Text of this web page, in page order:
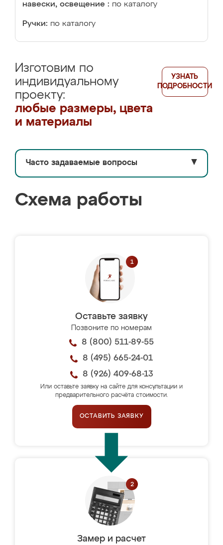
навески, освещение : по каталогу
Ручки: по каталогу
Изготовим по
индивидуальному
проекту:
любые размеры, цвета
и материалы
УЗНАТЬ
ПОДРОБНОСТИ
Часто задаваемые вопросы ▼
Схема работы
Оставьте заявку
Позвоните по номерам
8 (800) 511-89-55
8 (495) 665-24-01
8 (926) 409-68-13
Или оставьте заявку на сайте для консультации и
предварительного расчёта стоимости.
ОСТАВИТЬ ЗАЯВКУ
Замер и расчет